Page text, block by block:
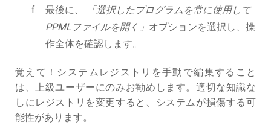
最後に、
「選択したプログラムを常に使用して
PPMLファイルを開く」 オプションを選択し、操
作全体を確認します。
覚えて！システムレジストリを手動で編集すること
は、上級ユーザーにのみお勧めします。適切な知識な
しにレジストリを変更すると、システムが損傷する可
能性があります。